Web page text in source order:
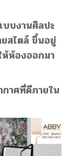
บบงานศิลปะ
สไตล์ ขึ้นอยู่
ห้ห้องออกมา
าศที่ดีภายใน